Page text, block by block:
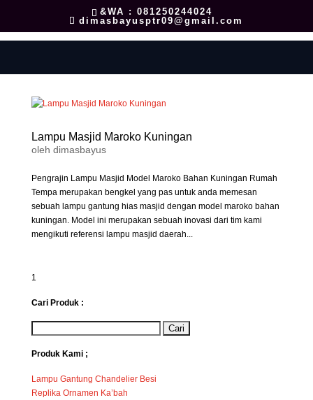
&WA : 081250244024
dimasbayusptr09@gmail.com
Lampu Masjid Maroko Kuningan
oleh dimasbayus
Pengrajin Lampu Masjid Model Maroko Bahan Kuningan Rumah
Tempa merupakan bengkel yang pas untuk anda memesan
sebuah lampu gantung hias masjid dengan model maroko bahan
kuningan. Model ini merupakan sebuah inovasi dari tim kami
mengikuti referensi lampu masjid daerah...
1
Cari Produk :
Produk Kami ;
Lampu Gantung Chandelier Besi
Replika Ornamen Ka’bah